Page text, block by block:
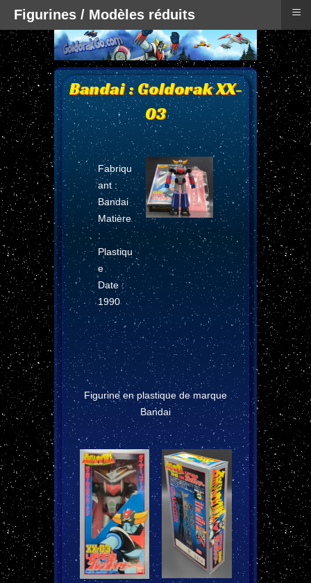
Bandai : Goldorak XX-
03
Fabriqu
ant :
Bandai
Matière
:
Plastiqu
e
Date :
1990
Figurine en plastique de marque
Bandai
Figurines / Modèles réduits ≡